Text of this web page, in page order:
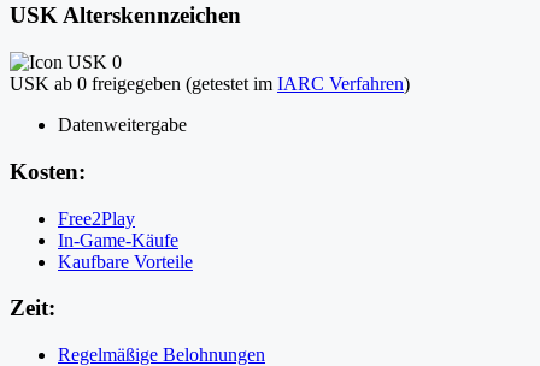
USK Alterskennzeichen
USK ab 0 freigegeben (getestet im IARC Verfahren)
Datenweitergabe
Kosten:
Free2Play
In-Game-Käufe
Kaufbare Vorteile
Zeit:
Regelmäßige Belohnungen